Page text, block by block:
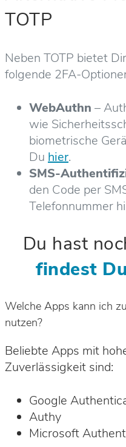
TOTP
Neben TOTP bietet
folgende 2FA-
WebAuthn –
wie
biometrische
Du hier.
SMS-
den Code per
Telefonnummer
Du hast
findest
Welche Apps kann ich
nutzen?
Beliebte Apps mit
Zuverlässigkeit sind:
Google
Authy
Microsoft